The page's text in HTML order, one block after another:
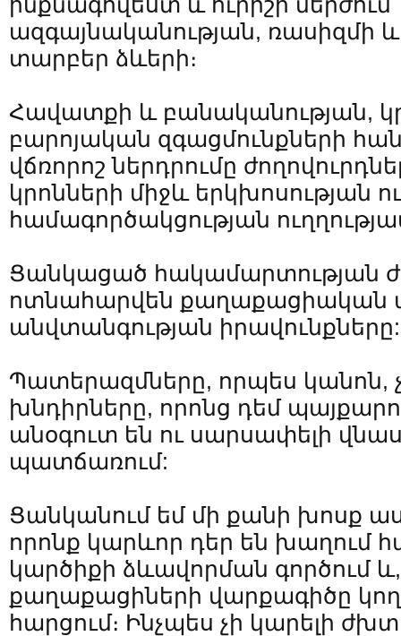
ազգայնականության, ռասիզմի և
տարբեր ձևերի։
Հավատքի և բանականության,
բարոյական զգացմունքների
վճռորոշ ներդրումը
կրոնների միջև երկխոսության ու
համագործակցության
Ցանկացած հակամարտության
ոտնահարվեն քաղաքացիական
անվտանգության իրավունքները:
Պատերազմները, որպես կանոն,
խնդիրները, որոնց դեմ
անօգուտ են ու սարսափելի
պատճառում:
Ցանկանում եմ մի քանի խոսք
որոնք կարևոր դեր են խաղում
կարծիքի ձևավորման գործում
քաղաքացիների վարքագիծը
հարցում։ Ինչպես չի կարելի